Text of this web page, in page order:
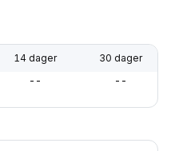
14 dager 30 dager
-- --